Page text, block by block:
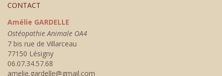
CONTACT
Amélie GARDELLE
Ostéopathie Animale OA4
7 bis rue de Villarceau
77150 Lésigny
06.07.34.57.68
amelie.gardelle@gmail.com